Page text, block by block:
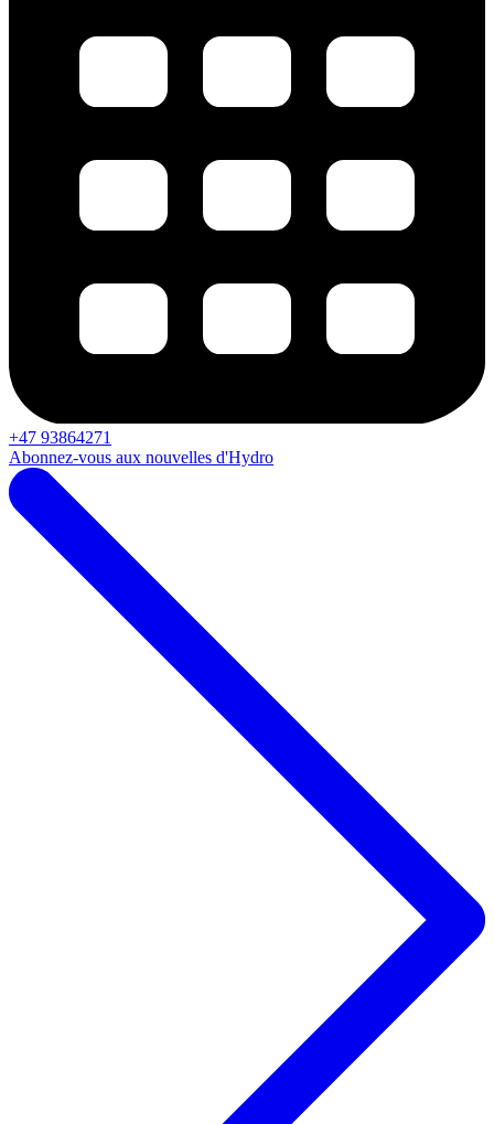
+47 93864271
Abonnez-vous aux nouvelles d'Hydro